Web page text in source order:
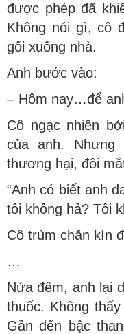
được phép đã
Không nói gì, cô
gối xuống nhà.
Anh bước vào:
– Hôm nay…để
Cô ngạc nhiên
của anh.
thương hại, đôi
“Anh có biết anh
tôi không hả? Tôi
Cô trùm chăn kín
…
Nửa đêm, anh lại
thuốc. Không
Gần đến bậc